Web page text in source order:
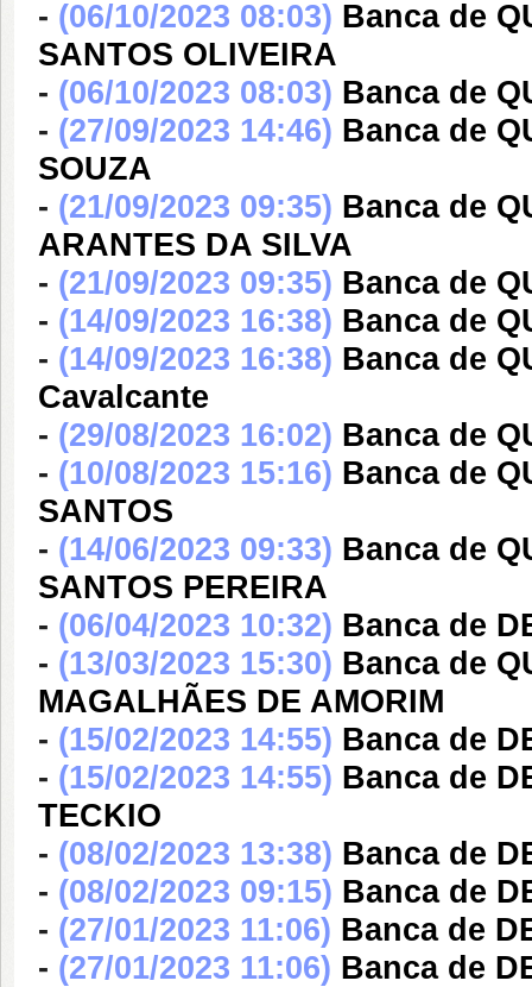
- (06/10/2023 08:03) Banca de
SANTOS OLIVEIRA
- (06/10/2023 08:03) Banca de
- (27/09/2023 14:46) Banca de
SOUZA
- (21/09/2023 09:35) Banca de
ARANTES DA SILVA
- (21/09/2023 09:35) Banca de
- (14/09/2023 16:38) Banca de
- (14/09/2023 16:38) Banca de
Cavalcante
- (29/08/2023 16:02) Banca de
- (10/08/2023 15:16) Banca de
SANTOS
- (14/06/2023 09:33) Banca de
SANTOS PEREIRA
- (06/04/2023 10:32) Banca de
- (13/03/2023 15:30) Banca de
MAGALHÃES DE AMORIM
- (15/02/2023 14:55) Banca de
- (15/02/2023 14:55) Banca de
TECKIO
- (08/02/2023 13:38) Banca de
- (08/02/2023 09:15) Banca de
- (27/01/2023 11:06) Banca de
- (27/01/2023 11:06) Banca de